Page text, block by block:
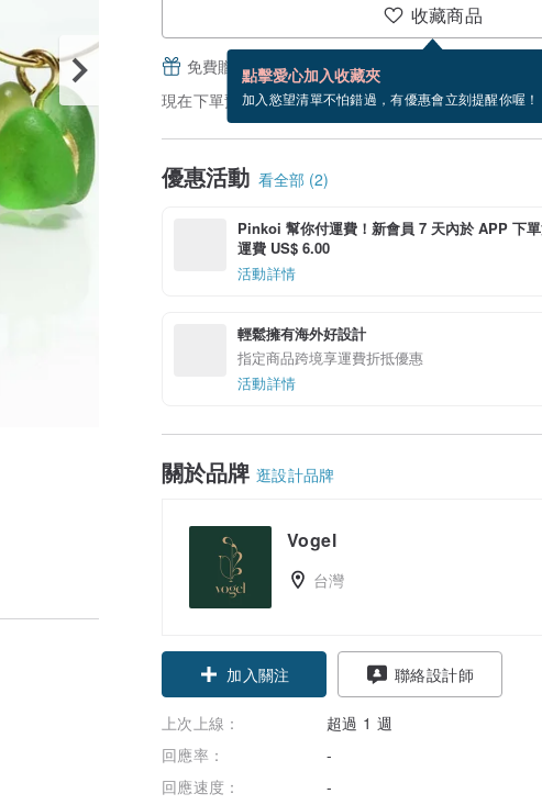
收藏商品
點擊愛心加入收藏夾
加入慾望清單不怕錯過，有優惠會立刻提醒你喔！
免費贈送電子賀卡，結帳完成後填寫
現在下單預估 8/16~8/27 到貨。
優惠活動 看全部 (2)
Pinkoi 幫你付運費！新會員 7 天內於 APP 下
運費 US$ 6.00
活動詳情
輕鬆擁有海外好設計
指定商品跨境享運費折抵優惠
活動詳情
關於品牌 逛設計品牌
Vogel
台灣
加入關注 聯絡設計師
上次上線：
超過 1 週
回應率：
-
回應速度：
-